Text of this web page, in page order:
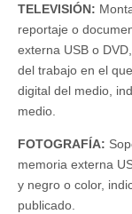
TELEVISIÓN:
reportaje o
externa USB o
del trabajo en el
digital del medio,
medio.
FOTOGRAFÍA:
memoria externa
y negro o color,
publicado.